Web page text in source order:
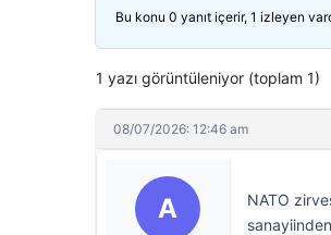
Bu konu 0 yanıt içerir, 1 izleyen
1 yazı görüntüleniyor (toplam 1)
08/07/2026: 12:46 am
A
NATO